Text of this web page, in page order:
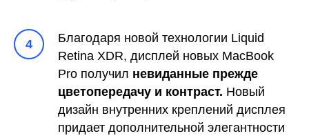
4
Благодаря новой технологии Liquid
Retina XDR, дисплей новых MacBook
Pro получил невиданные прежде
цветопередачу и контраст. Новый
дизайн внутренних креплений дисплея
придает дополнительной элегантности